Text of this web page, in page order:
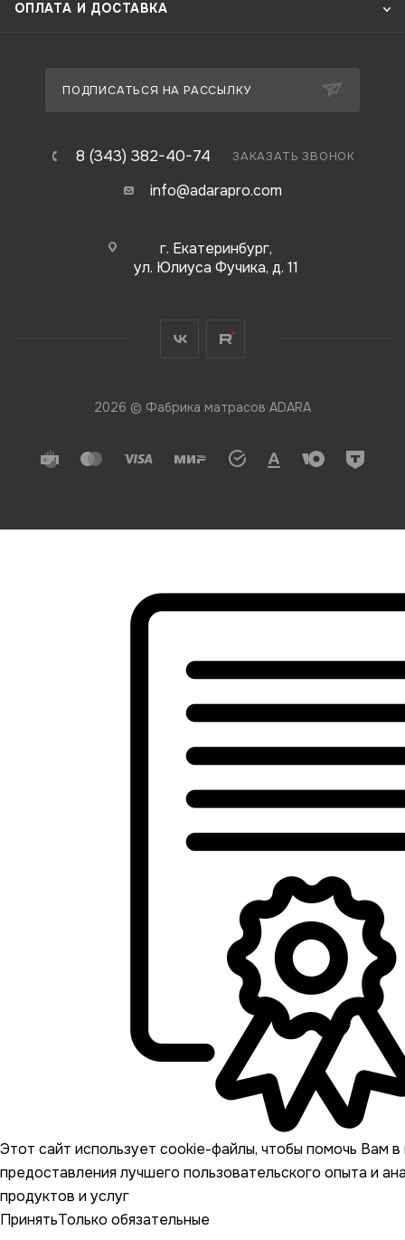
ОПЛАТА И ДОСТАВКА
ПОДПИСАТЬСЯ НА РАССЫЛКУ
8 (343) 382-40-74 ЗАКАЗАТЬ ЗВОНОК
info@adarapro.com
г. Екатеринбург,
ул. Юлиуса Фучика, д. 11
2026 © Фабрика матрасов ADARA
Этот сайт использует cookie-файлы, чтобы помочь Вам в
предоставления лучшего пользовательского опыта и
продуктов и услуг
ПринятьТолько обязательные